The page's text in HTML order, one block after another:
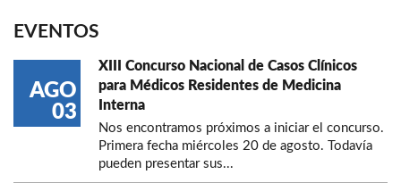
EVENTOS
AGO
03
XIII Concurso Nacional de Casos Clínicos
para Médicos Residentes de Medicina
Interna
Nos encontramos próximos a iniciar el concurso.
Primera fecha miércoles 20 de agosto. Todavía
pueden presentar sus...